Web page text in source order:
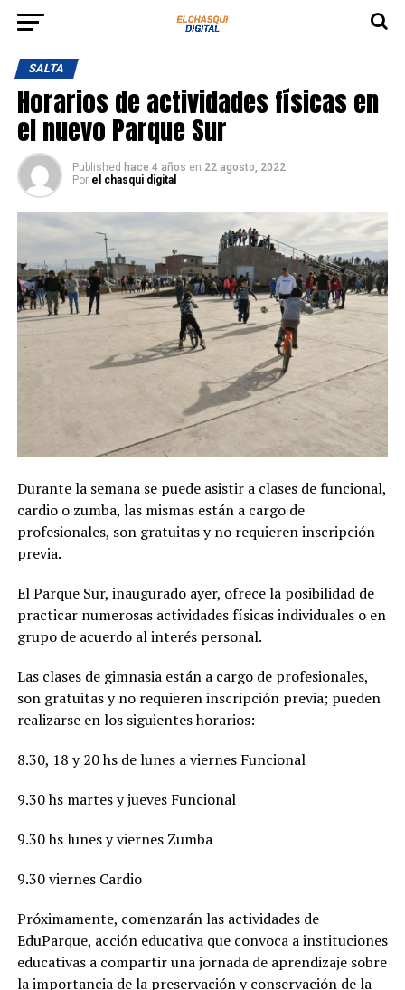
SALTA
Horarios de actividades físicas en
el nuevo Parque Sur
Published hace 4 años en 22 agosto, 2022
Por el chasqui digital
Durante la semana se puede asistir a clases de funcional,
cardio o zumba, las mismas están a cargo de
profesionales, son gratuitas y no requieren inscripción
previa.
El Parque Sur, inaugurado ayer, ofrece la posibilidad de
practicar numerosas actividades físicas individuales o en
grupo de acuerdo al interés personal.
Las clases de gimnasia están a cargo de profesionales,
son gratuitas y no requieren inscripción previa; pueden
realizarse en los siguientes horarios:
8.30, 18 y 20 hs de lunes a viernes Funcional
9.30 hs martes y jueves Funcional
9.30 hs lunes y viernes Zumba
9.30 viernes Cardio
Próximamente, comenzarán las actividades de
EduParque, acción educativa que convoca a instituciones
educativas a compartir una jornada de aprendizaje sobre
la importancia de la preservación y conservación de la